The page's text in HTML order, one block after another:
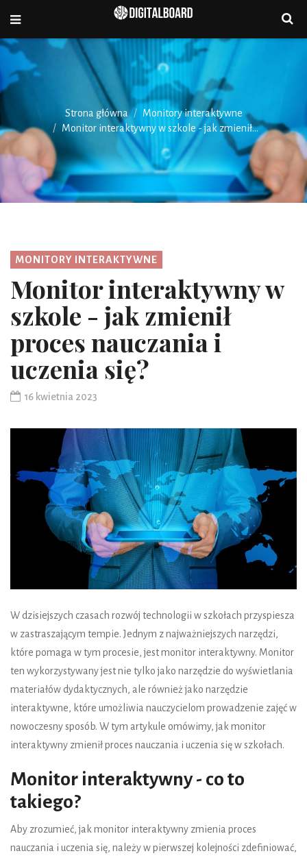
Strona główna
Monitory interaktywne
Monitor interaktywny w szkole - jak zmienił...
MONITORY INTERAKTYWNE
Monitor interaktywny w
szkole - jak zmienił
proces nauczania i
uczenia się?
16 kwietnia 2023
W dzisiejszych czasach rozwój technologii w szkołach przyspiesza
w zastraszającym tempie. Jednym z najważniejszych narzędzi,
które pomaga w tym procesie, jest monitor interaktywny. Monitor
ten wykorzystywany jest nie tylko jako narzędzie do wyświetlania
materiałów dydaktycznych, ale również jako narzędzie
interaktywne, które umożliwia nauczycielom prowadzenie zajęć w
nowoczesny sposób. W tym artykule omówimy, jak monitor
interaktywny zmienił proces nauczania i uczenia się w szkołach.
Monitor interaktywny - co to
takiego?
Aby zrozumieć, jak monitor interaktywny zmienia proces
nauczania i uczenia się, należy w pierwszej kolejności zdefiniować,